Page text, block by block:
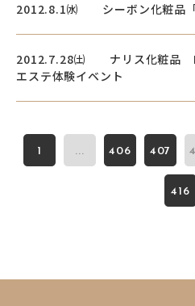
関連サ
大阪市街地開発株式会社
湊町リバープレイス
ディーズスクエア主催企画
2012.8.1㈬ シーボン化粧品
2012.7.28㈯ ナリス化粧品
エステ体験イベント
1 ... 406 407
416